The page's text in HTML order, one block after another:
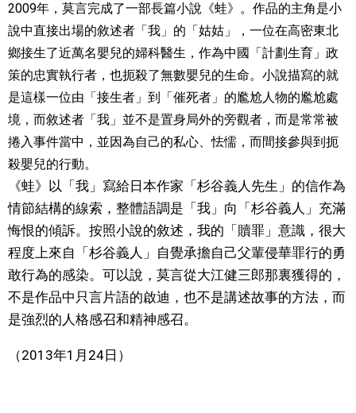
2009年，莫言完成了一部長篇小說《蛙》。作品的主角是小
說中直接出場的敘述者「我」的「姑姑」，一位在高密東北
鄉接生了近萬名嬰兒的婦科醫生，作為中國「計劃生育」政
策的忠實執行者，也扼殺了無數嬰兒的生命。小說描寫的就
是這樣一位由「接生者」到「催死者」的尷尬人物的尷尬處
境，而敘述者「我」並不是置身局外的旁觀者，而是常常被
捲入事件當中，並因為自己的私心、怯懦，而間接參與到扼
殺嬰兒的行動。
《蛙》以「我」寫給日本作家「杉谷義人先生」的信作為
情節結構的線索，整體語調是「我」向「杉谷義人」充滿
悔恨的傾訴。按照小說的敘述，我的「贖罪」意識，很大
程度上來自「杉谷義人」自覺承擔自己父輩侵華罪行的勇
敢行為的感染。可以說，莫言從大江健三郎那裏獲得的，
不是作品中只言片語的啟迪，也不是講述故事的方法，而
是強烈的人格感召和精神感召。
（2013年1月24日）